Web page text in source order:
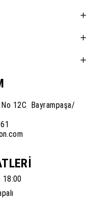
12C Bayrampaşa/
18:00